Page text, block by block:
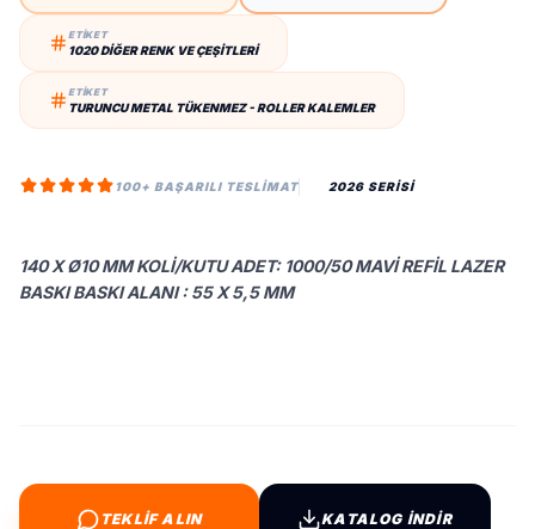
ETİKET
1020 DIĞER RENK VE ÇEŞITLERI
ETİKET
TURUNCU METAL TÜKENMEZ - ROLLER KALEMLER
100+ BAŞARILI TESLIMAT 2026 SERİSİ
140 X Ø10 MM KOLI/KUTU ADET: 1000/50 MAVI REFIL LAZER
BASKI BASKI ALANI : 55 X 5,5 MM
TEKLİF ALIN KATALOG İNDİR